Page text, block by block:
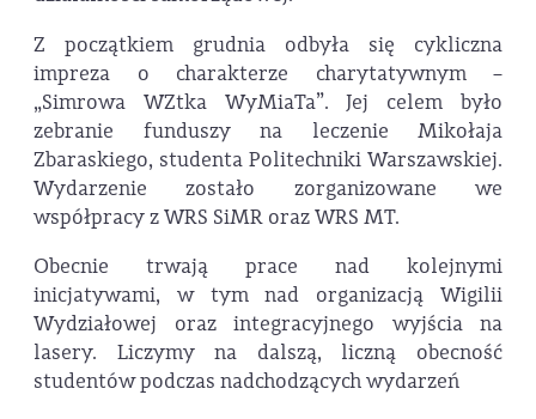
Z początkiem grudnia odbyła się cykliczna
impreza o charakterze charytatywnym –
„Simrowa WZtka WyMiaTa”. Jej celem było
zebranie funduszy na leczenie Mikołaja
Zbaraskiego, studenta Politechniki Warszawskiej.
Wydarzenie zostało zorganizowane we
współpracy z WRS SiMR oraz WRS MT.
Obecnie trwają prace nad kolejnymi
inicjatywami, w tym nad organizacją Wigilii
Wydziałowej oraz integracyjnego wyjścia na
lasery. Liczymy na dalszą, liczną obecność
studentów podczas nadchodzących wydarzeń